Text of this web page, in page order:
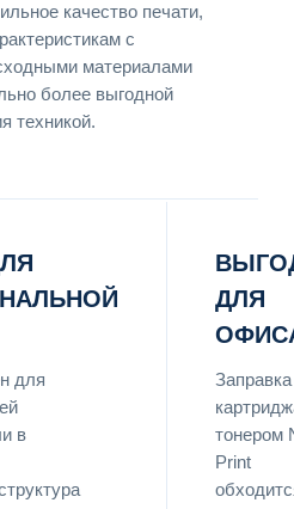
качество печати,
с
материалами
более выгодной
техникой.
для
в
ДЛЯ
Заправка
тонером
Print